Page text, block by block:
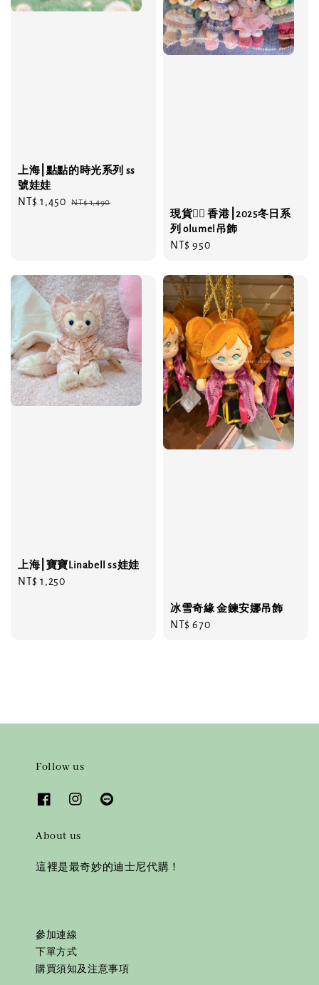
上海⎮點點的時光系列 ss
號娃娃
Sale
NT$ 1,450 Regular
NT$ 1,490
現貨❤️‍🔥 香港⎮2025冬日系
列 olumel吊飾
Regular
NT$ 950
上海⎮寶寶Linabell ss娃娃
Regular
NT$ 1,250
冰雪奇緣 金鍊安娜吊飾
Regular
NT$ 670
Follow us
About us
這裡是最奇妙的迪士尼代購！
參加連線
下單方式
購買須知及注意事項